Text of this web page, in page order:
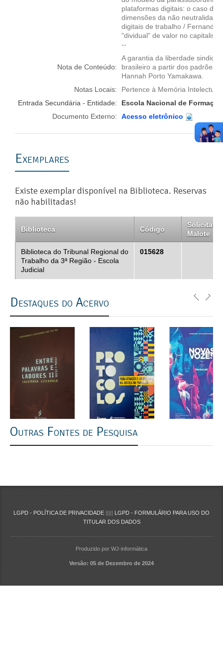
plataformas digitais: o caso do
dimensões da não
digitais de trabalho / Fernando
"dividual" de valor no
--
Nota de Conteúdo:
A garantia da liberdade
brasileiro a partir dos padrões
Hannah Porto Yamakawa.
Notas Locais:
Pertence à Memória Intelectual
Entrada Secundária - Entidade:
Escola Nacional de
Documento Externo:
Acesso eletrônico
Exemplares
Existe exemplar disponível na Biblioteca. Reservas
não habilitadas!
Biblioteca Código
Solicitar
Malote
Biblioteca do Tribunal Regional do
Trabalho da 3ª Região - Escola
Judicial
015628
Destaques do Acervo
Outras Fontes de Pesquisa
LGPD - POLÍTICA DE PRIVACIDADE ||||| LGPD - FORMULÁRIO PARA USO DO
TITULAR DOS DADOS
Produzido por WJ-informática
Versão: 05 de Dezembro de 2024